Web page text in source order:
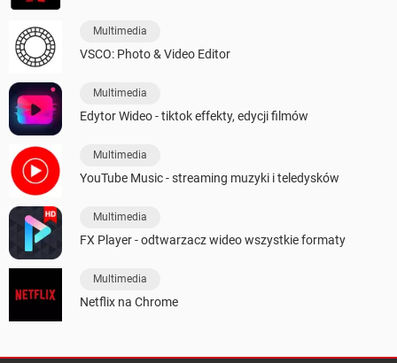
Multimedia
VSCO: Photo & Video Editor
Multimedia
Edytor Wideo - tiktok effekty, edycji filmów
Multimedia
YouTube Music - streaming muzyki i teledysków
Multimedia
FX Player - odtwarzacz wideo wszystkie formaty
Multimedia
Netflix na Chrome